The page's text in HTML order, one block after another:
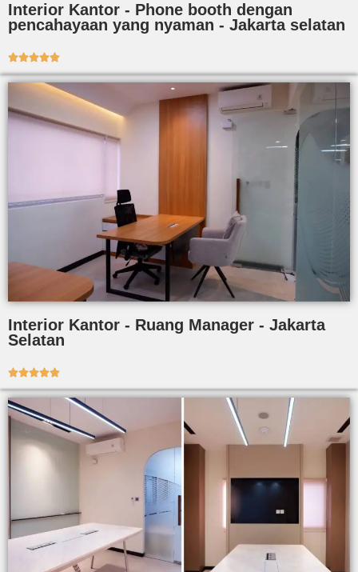
Interior Kantor - Phone booth dengan
pencahayaan yang nyaman - Jakarta selatan

Interior Kantor - Ruang Manager - Jakarta
Selatan
